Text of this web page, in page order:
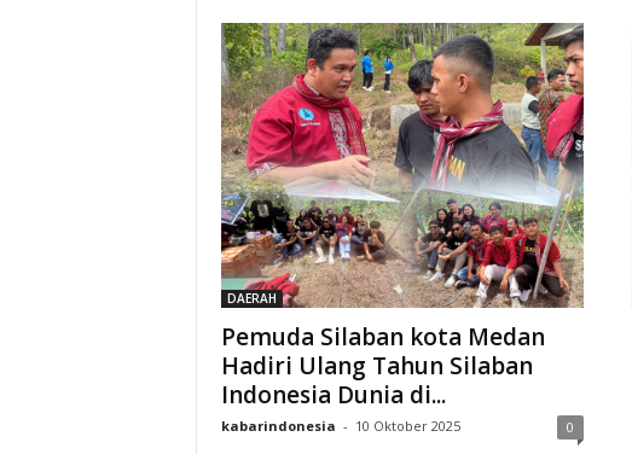
DAERAH
Pemuda Silaban kota Medan
Hadiri Ulang Tahun Silaban
Indonesia Dunia di...
kabarindonesia - 10 Oktober 2025 0